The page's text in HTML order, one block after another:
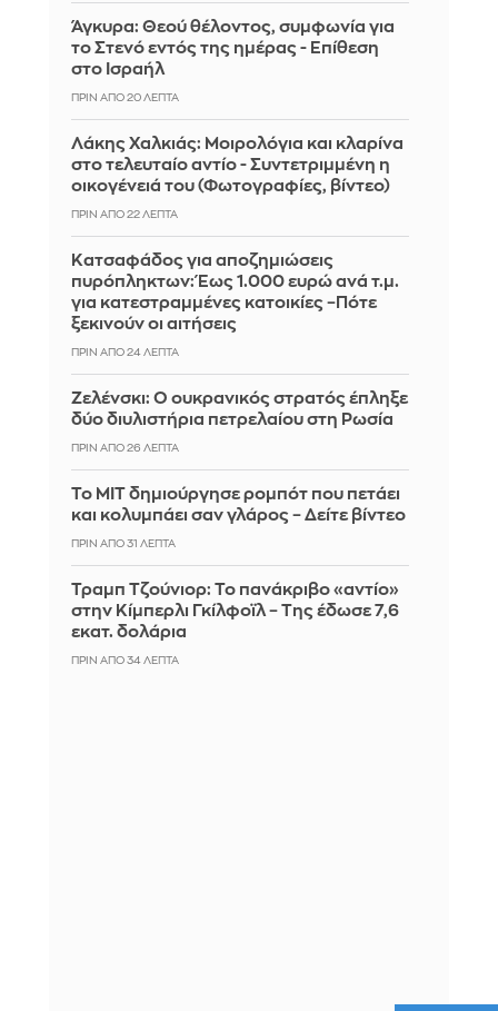
Άγκυρα: Θεού θέλοντος, συμφωνία για
το Στενό εντός της ημέρας - Επίθεση
στο Ισραήλ
ΠΡΙΝ ΑΠΌ 20 ΛΕΠΤΆ
Λάκης Χαλκιάς: Mοιρολόγια και κλαρίνα
στο τελευταίο αντίο - Συντετριμμένη η
οικογένειά του (Φωτογραφίες, βίντεο)
ΠΡΙΝ ΑΠΌ 22 ΛΕΠΤΆ
Κατσαφάδος για αποζημιώσεις
πυρόπληκτων: Έως 1.000 ευρώ ανά τ.μ.
για κατεστραμμένες κατοικίες –Πότε
ξεκινούν οι αιτήσεις
ΠΡΙΝ ΑΠΌ 24 ΛΕΠΤΆ
Ζελένσκι: Ο ουκρανικός στρατός έπληξε
δύο διυλιστήρια πετρελαίου στη Ρωσία
ΠΡΙΝ ΑΠΌ 26 ΛΕΠΤΆ
Το MIT δημιούργησε ρομπότ που πετάει
και κολυμπάει σαν γλάρος – Δείτε βίντεο
ΠΡΙΝ ΑΠΌ 31 ΛΕΠΤΆ
Τραμπ Τζούνιορ: Το πανάκριβο «αντίο»
στην Κίμπερλι Γκίλφοϊλ – Της έδωσε 7,6
εκατ. δολάρια
ΠΡΙΝ ΑΠΌ 34 ΛΕΠΤΆ